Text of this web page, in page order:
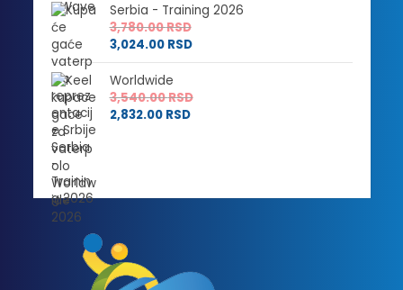
Serbia - Training 2026
3,780.00RSD
3,024.00 RSD
Worldwide
3,540.00RSD
2,832.00 RSD